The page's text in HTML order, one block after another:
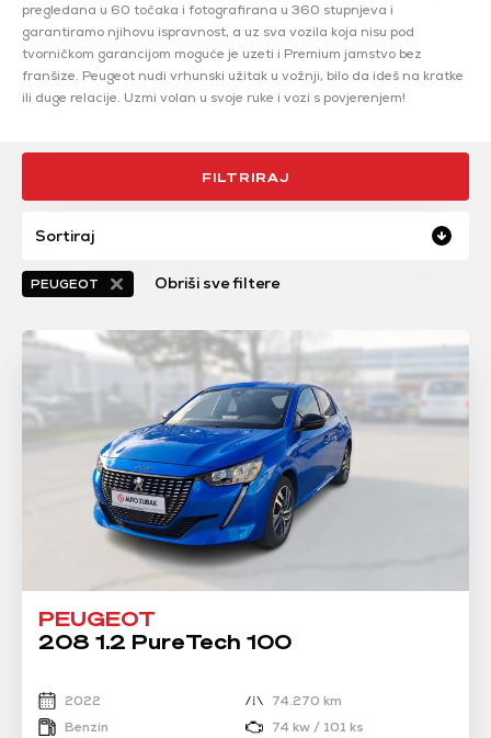
pregledana u 60 točaka i fotografirana u 360 stupnjeva i
garantiramo njihovu ispravnost, a uz sva vozila koja nisu pod
tvorničkom garancijom moguće je uzeti i Premium jamstvo bez
franšize. Peugeot nudi vrhunski užitak u vožnji, bilo da ideš na kratke
ili duge relacije. Uzmi volan u svoje ruke i vozi s povjerenjem!
FILTRIRAJ
Sortiraj
PEUGEOT Obriši sve filtere
PEUGEOT
208 1.2 PureTech 100
2022
74.270 km
Benzin
74 kw / 101 ks